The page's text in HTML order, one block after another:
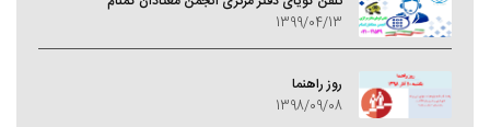
1399/04/13
روز راهنما
1398/09/08